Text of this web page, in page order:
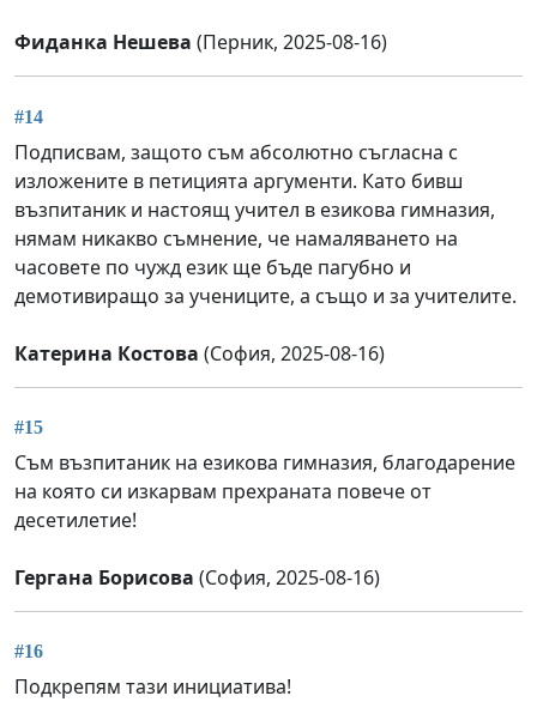
Фиданка Нешева (Перник, 2025-08-16)
#14
Подписвам, защото съм абсолютно съгласна с
изложените в петицията аргументи. Като бивш
възпитаник и настоящ учител в езикова гимназия,
нямам никакво съмнение, че намаляването на
часовете по чужд език ще бъде пагубно и
демотивиращо за учениците, а също и за учителите.
Катерина Костова (София, 2025-08-16)
#15
Съм възпитаник на езикова гимназия, благодарение
на която си изкарвам прехраната повече от
десетилетие!
Гергана Борисова (София, 2025-08-16)
#16
Подкрепям тази инициатива!